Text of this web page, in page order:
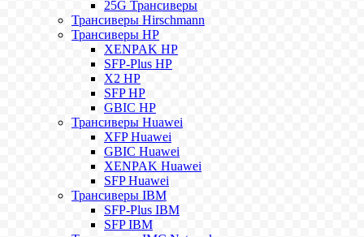
25G Трансиверы
Трансиверы Hirschmann
Трансиверы HP
XENPAK HP
SFP-Plus HP
X2 HP
SFP HP
GBIC HP
Трансиверы Huawei
XFP Huawei
GBIC Huawei
XENPAK Huawei
SFP Huawei
Трансиверы IBM
SFP-Plus IBM
SFP IBM